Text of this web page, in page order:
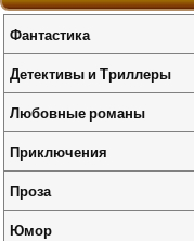
Фантастика
Детективы и Триллеры
Любовные романы
Приключения
Проза
Юмор